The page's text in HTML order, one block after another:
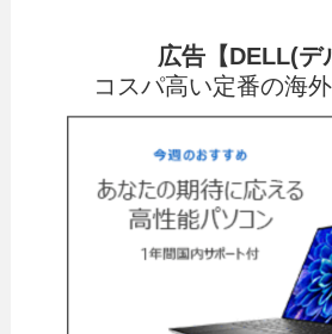
広告【DELL(デ
コスパ高い定番の海